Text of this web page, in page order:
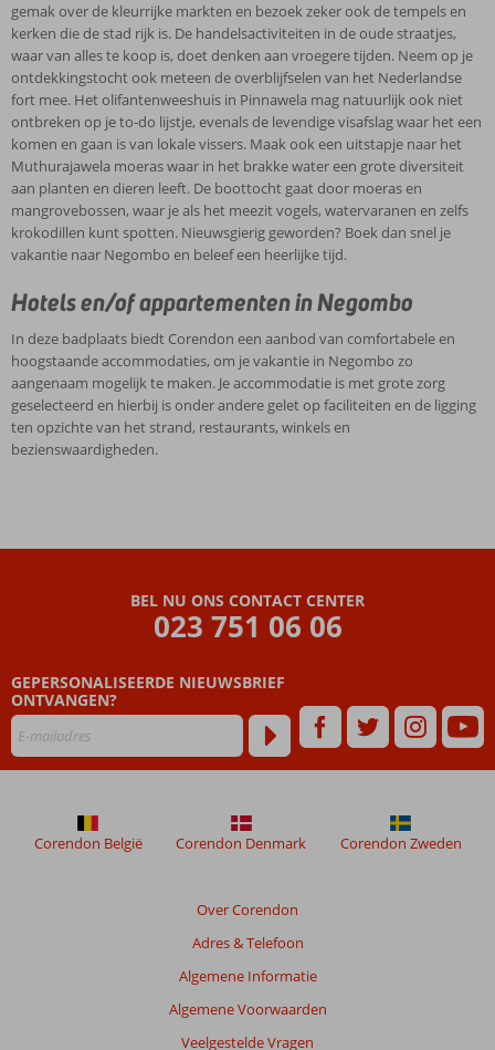
gemak over de kleurrijke markten en bezoek zeker ook de tempels en
kerken die de stad rijk is. De handelsactiviteiten in de oude straatjes,
waar van alles te koop is, doet denken aan vroegere tijden. Neem op je
ontdekkingstocht ook meteen de overblijfselen van het Nederlandse
fort mee. Het olifantenweeshuis in Pinnawela mag natuurlijk ook niet
ontbreken op je to-do lijstje, evenals de levendige visafslag waar het een
komen en gaan is van lokale vissers. Maak ook een uitstapje naar het
Muthurajawela moeras waar in het brakke water een grote diversiteit
aan planten en dieren leeft. De boottocht gaat door moeras en
mangrovebossen, waar je als het meezit vogels, watervaranen en zelfs
krokodillen kunt spotten. Nieuwsgierig geworden? Boek dan snel je
vakantie naar Negombo en beleef een heerlijke tijd.
Hotels en/of appartementen in Negombo
In deze badplaats biedt Corendon een aanbod van comfortabele en
hoogstaande accommodaties, om je vakantie in Negombo zo
aangenaam mogelijk te maken. Je accommodatie is met grote zorg
geselecteerd en hierbij is onder andere gelet op faciliteiten en de ligging
ten opzichte van het strand, restaurants, winkels en
bezienswaardigheden.
BEL NU ONS CONTACT CENTER
023 751 06 06
GEPERSONALISEERDE NIEUWSBRIEF
ONTVANGEN?
Over Corendon
Adres & Telefoon
Algemene Informatie
Algemene Voorwaarden
Veelgestelde Vragen
Corendon België Corendon Denmark Corendon Zweden